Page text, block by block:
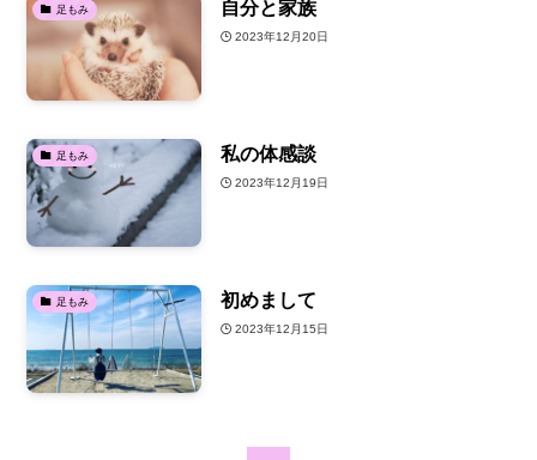
足もみ 自分と家族
2023年12月20日
足もみ 私の体感談
2023年12月19日
足もみ 初めまして
2023年12月15日